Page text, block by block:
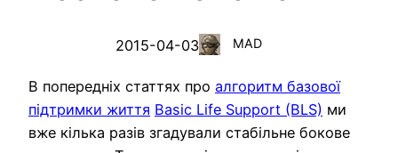
2015-04-03 MAD
В попередніх статтях про алгоритм базової
підтримки життя Basic Life Support (BLS) ми
вже кілька разів згадували стабільне бокове